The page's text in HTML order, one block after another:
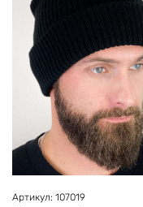
Артикул: 107019